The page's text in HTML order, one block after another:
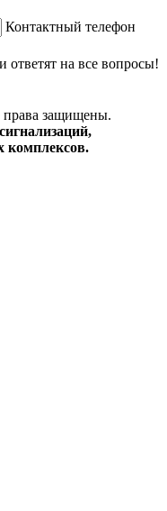
Контактный телефон
на все вопросы!
права защищены.
комплексов.